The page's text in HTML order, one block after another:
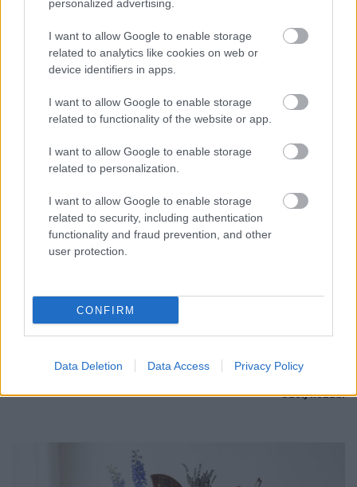
personalized advertising.
I want to allow Google to enable storage
related to analytics like cookies on web or
device identifiers in apps.
I want to allow Google to enable storage
related to functionality of the website or app.
I want to allow Google to enable storage
related to personalization.
I want to allow Google to enable storage
related to security, including authentication
functionality and fraud prevention, and other
user protection.
CONFIRM
Data Deletion Data Access Privacy Policy
ESKÜVŐT
Szólj hozzá!